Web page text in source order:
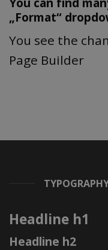
„Format“
You see the
Page Builder
Headline h1
Headline h2